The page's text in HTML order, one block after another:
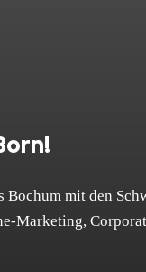
Bochum mit den
Marketing,